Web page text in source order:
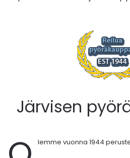
Järvisen
lemme vuonna 1944